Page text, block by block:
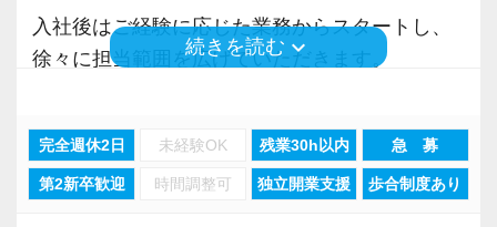
お客様から信頼され、心の通ったサービスを提
供する真の「税務プロフェッショナル」として
【目指すは“大家族のような会社”明るく楽しく一
緒に働ける方を求めています】
お手伝いできる業務は数多く存在しています。
そのため、全拠点でスタッフの増員に力を入れ
また、職場環境の改善に積極的に取り組む企業
に対して認証される「社労士診断認証制度」を
入社後はご経験に応じた業務からスタートし、
徐々に担当範囲を広げていただきます。
躍を期待しています。
続きを読む keyboard_arrow_down
完全週休2日 未経験OK 残業30h以内 急 募
第2新卒歓迎 時間調整可 独立開業支援 歩合制度あり